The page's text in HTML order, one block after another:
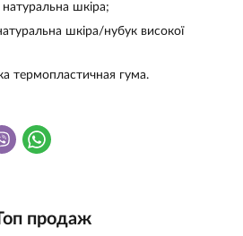
шкіра;
шкіра/нубук високої
термопластичная гума.
продаж